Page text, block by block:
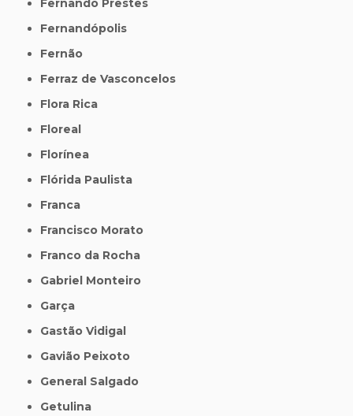
Fernando Prestes
Fernandópolis
Fernão
Ferraz de Vasconcelos
Flora Rica
Floreal
Florínea
Flórida Paulista
Franca
Francisco Morato
Franco da Rocha
Gabriel Monteiro
Garça
Gastão Vidigal
Gavião Peixoto
General Salgado
Getulina